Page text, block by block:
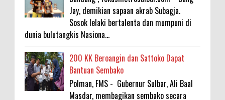
Jay, demikian sapaan akrab Subagja.
Sosok lelaki bertalenta dan mumpuni di
dunia bulutangkis Nasiona...
200 KK Beroangin dan Sattoko Dapat
Bantuan Sembako
Polman, FMS - Gubernur Sulbar, Ali Baal
Masdar, membagikan sembako secara